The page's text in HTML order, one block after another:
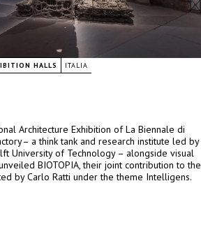
HALLS ITALIA
Architecture Exhibition of La Biennale di
a think tank and research institute led by
University of Technology – alongside visual
BIOTOPIA, their joint contribution to the
by Carlo Ratti under the theme Intelligens.